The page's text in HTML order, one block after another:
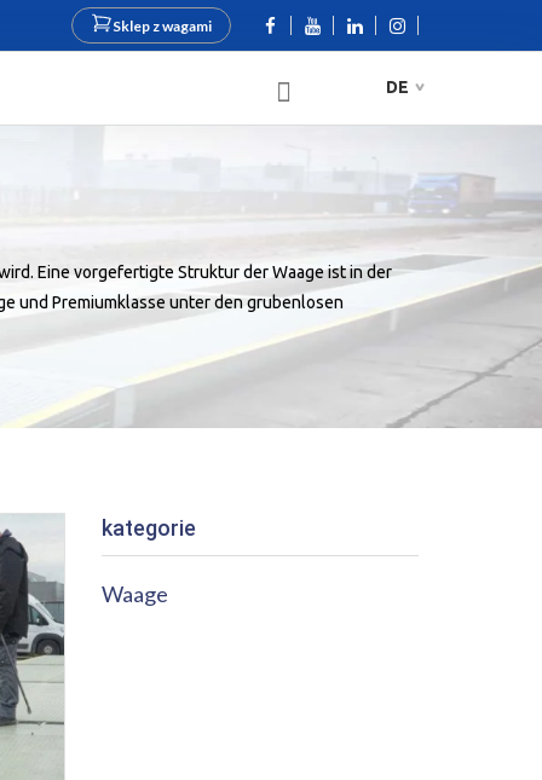
Sklep z wagami
DE
Eine vorgefertigte Struktur der Waage ist in der
und Premiumklasse unter den grubenlosen
kategorie
Waage